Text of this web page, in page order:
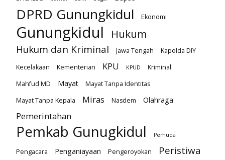
DPRD Gunungkidul Ekonomi
Gunungkidul Hukum
Hukum dan Kriminal Jawa Tengah
Kapolda DIY
Kecelakaan
Kementerian KPU KPUD
Kriminal
Mahfud MD
Mayat
Mayat Tanpa Identitas
Mayat Tanpa Kepala
Miras Nasdem Olahraga
Pemerintahan
Pemkab Gunugkidul Pemuda
Pengacara Penganiayaan Pengeroyokan Peristiwa